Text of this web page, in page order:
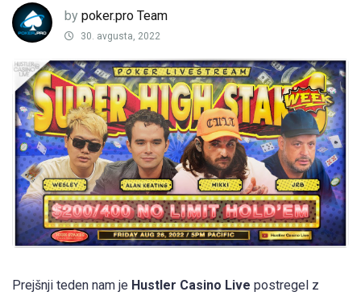
by poker.pro Team
30. avgusta, 2022
Prejšnji teden nam je Hustler Casino Live postregel z